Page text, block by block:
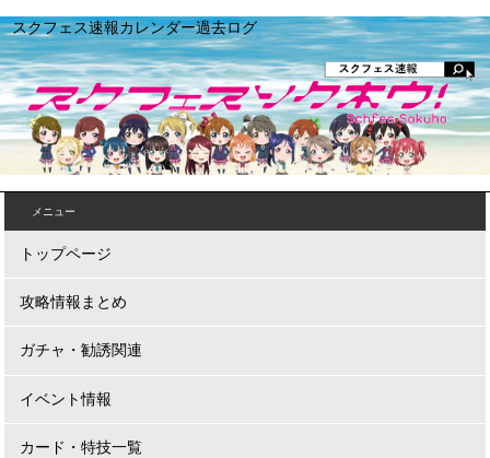
スクフェス速報カレンダー過去ログ
メニュー
トップページ
攻略情報まとめ
ガチャ・勧誘関連
イベント情報
カード・特技一覧